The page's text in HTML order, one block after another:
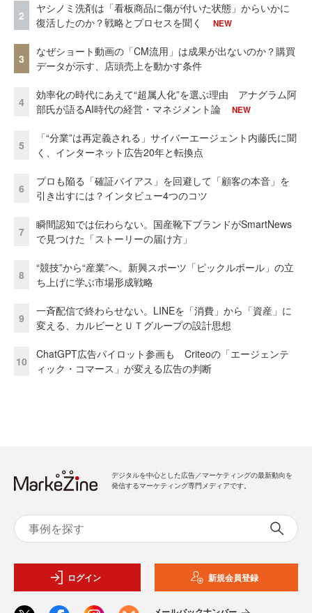
2
ヤシノミ洗剤は「看板商品に傷が付いた状態」からいかに
復活したのか？戦略とプロセスを聞く
NEW
3
なぜショート動画の「CM流用」は成果が出ないのか？購買
データが示す、店頭売上を動かす条件
4
効率化の時代にあえて“超属人化”を選ぶ理由 アナグラム阿
部氏が語るAI時代の経営・マネジメント論
NEW
5
「“分業”は再定義される」サイバーエージェント内藤氏に聞
く、インターネット広告20年と転換点
6
プロも陥る「確証バイアス」を回避して「顧客の本音」を
引き出すには？インタビュー4つのコツ
7
瞬間認知では伝わらない。国産靴下ブランドがSmartNews
で見つけた「ストーリーの届け方」
8
“競技”から“産業”へ。新興スポーツ「ピックルボール」の立
ち上げに学ぶ市場形成戦略
9
一斉配信で終わらせない。LINEを「消費」から「資産」に
変える、カルビーとＵＴグループの設計思想
10
ChatGPT広告パイロット参画も Criteoの「エージェンテ
ィック・コマース」が変える広告の判断
デジタルを中心とした広告／マーケティングの最新動向を
発信するマーケティング専門メディアです。
ログイン 新規会員登録